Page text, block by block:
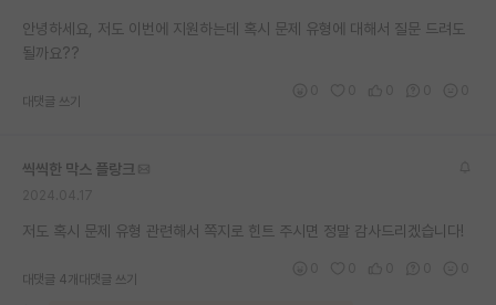
안녕하세요, 저도 이번에 지원하는데 혹시 문제 유형에 대해서 질문 드려도
될까요??
대댓글 쓰기
씩씩한 막스 플랑크
저도 혹시 문제 유형 관련해서 쪽지로 힌트 주시면 정말 감사드리겠습니다!
대댓글 4개 대댓글 쓰기